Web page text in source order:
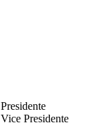
Presidente
Vice Presidente